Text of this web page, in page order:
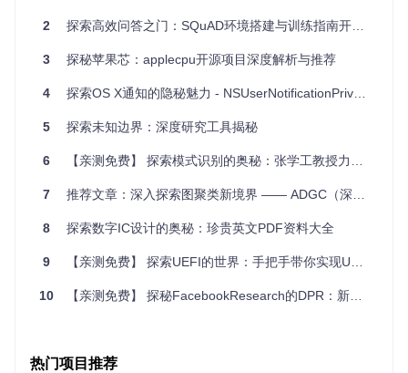
2 探索高效问答之门：SQuAD环境搭建与训练指南开源项目推荐
3 探秘苹果芯：applecpu开源项目深度解析与推荐
4 探索OS X通知的隐秘魅力 - NSUserNotificationPrivate项目解析与推荐
5 探索未知边界：深度研究工具揭秘
6 【亲测免费】 探索模式识别的奥秘：张学工教授力作——第三版.pdf深度解读
7 推荐文章：深入探索图聚类新境界 —— ADGC（深度图聚类的卓越集合）
8 探索数字IC设计的奥秘：珍贵英文PDF资料大全
9 【亲测免费】 探索UEFI的世界：手把手带你实现UEFI引导程序
10 【亲测免费】 探秘FacebookResearch的DPR：新一代信息检索与问答系统框架
热门项目推荐